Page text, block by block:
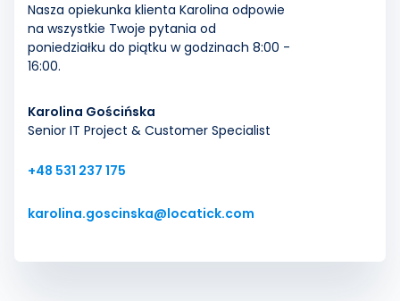
Nasza opiekunka klienta Karolina odpowie
na wszystkie Twoje pytania od
poniedziałku do piątku w godzinach 8:00 -
16:00.
Karolina Gościńska
Senior IT Project & Customer Specialist
+48 531 237 175
karolina.goscinska@locatick.com